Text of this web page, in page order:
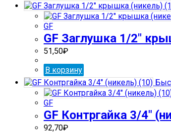
GF
GF Заглушка 1/2″
51,50₽
В корзину
GF
GF Контргайка 3/4″
92,70₽